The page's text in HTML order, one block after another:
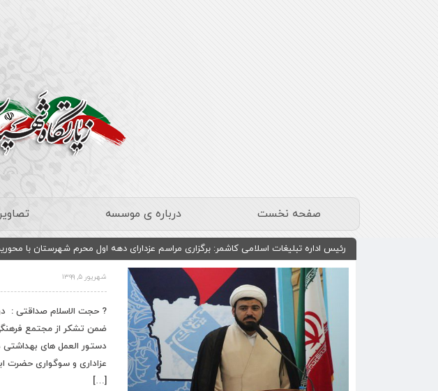
صفحه نخست درباره ی موسسه تصاویر
رئیس اداره تبلیغات اسلامی کاشمر: برگزاری مراسم عزدارای دهه اول محرم شهرستان با
شهریور ۵, ۱۳۹۹
? حجت الاسلام صداقتی :
ضمن تشکر از مجتمع
دستور العمل های بهداشتی
عزاداری و سوگواری حضرت
[…]